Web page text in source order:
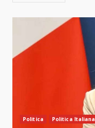
Politica Politica Italiana